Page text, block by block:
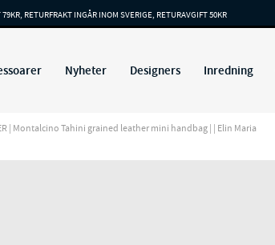
RETURFRAKT INGÅR INOM SVERIGE, RETURAVGIFT 50KR
Nyheter Designers Inredning
| Montalcino Tahini grained leather mini handbag | | Elin Maria